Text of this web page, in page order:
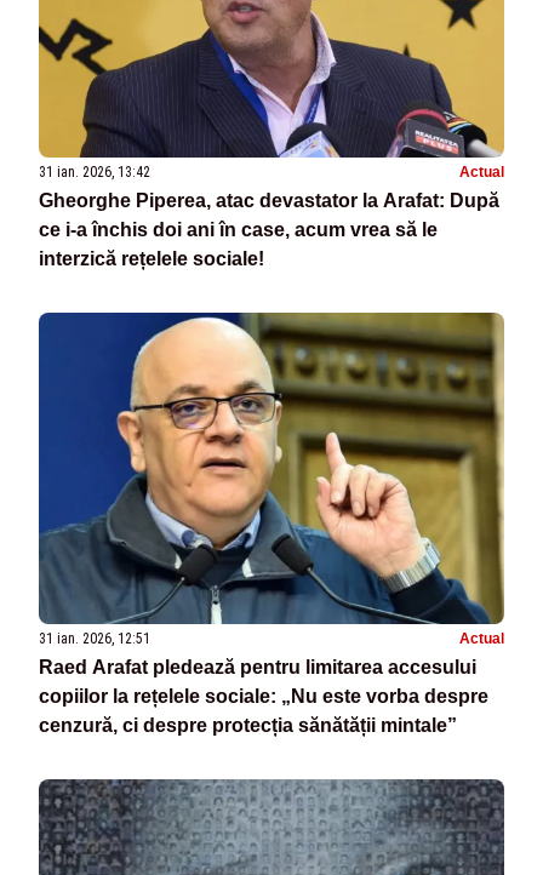
31 ian. 2026, 13:42 Actual
Gheorghe Piperea, atac devastator la Arafat: După
ce i-a închis doi ani în case, acum vrea să le
interzică rețelele sociale!
31 ian. 2026, 12:51 Actual
Raed Arafat pledează pentru limitarea accesului
copiilor la rețelele sociale: „Nu este vorba despre
cenzură, ci despre protecția sănătății mintale”